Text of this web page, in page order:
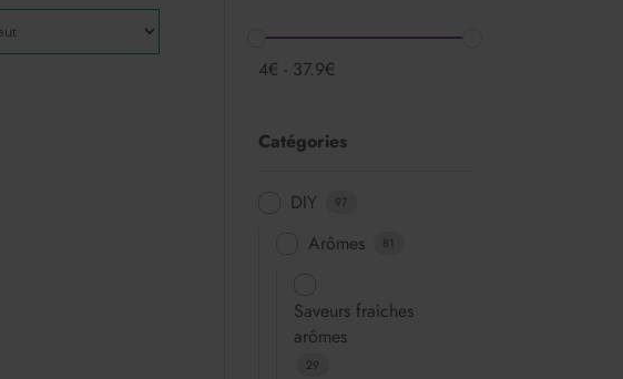
4€ - 37.9€
Catégories
DIY 97
Arômes 81
Saveurs fraiches
arômes
29